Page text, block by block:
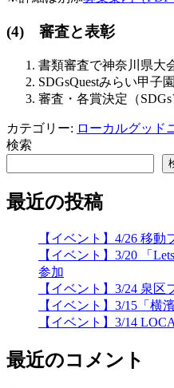
(4) 審査と表彰
書類審査で神奈川県大
SDGsQuestみらい甲子
審査・各賞決定（
カテゴリー: ローカルグッド
検索
最近の投稿
【イベント】4/26 移
【イベント】3/20 「
参加
【イベント】3/24 泉区
【イベント】3/15「横
【イベント】3/14
最近のコメント